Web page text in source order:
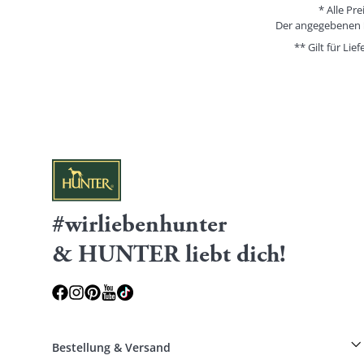
* Alle
Der
** Gilt für
#wirliebenhunter
& HUNTER liebt dich!
Bestellung & Versand